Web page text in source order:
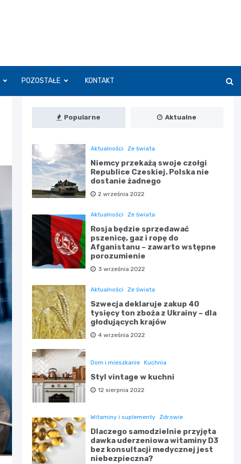
POZOSTAŁE KONTAKT
Popularne Aktualne
Aktualności Ze świata
Niemcy przekażą swoje czołgi
Republice Czeskiej. Polska nie
dostanie żadnego
2 września 2022
Aktualności Ze świata
Rosja będzie sprzedawać
pszenicę, gaz i ropę do
Afganistanu – zawarto wstępne
porozumienie
3 września 2022
Aktualności Ze świata
Szwecja deklaruje zakup 40
tysięcy ton zboża z Ukrainy – dla
głodujących krajów
4 września 2022
Dom i mieszkanie Kuchnia
Styl vintage w kuchni
12 sierpnia 2022
Witaminy i suplementy Zdrowie
Dlaczego samodzielnie przyjęta
dawka uderzeniowa witaminy D3
bez konsultacji medycznej jest
niebezpieczna?